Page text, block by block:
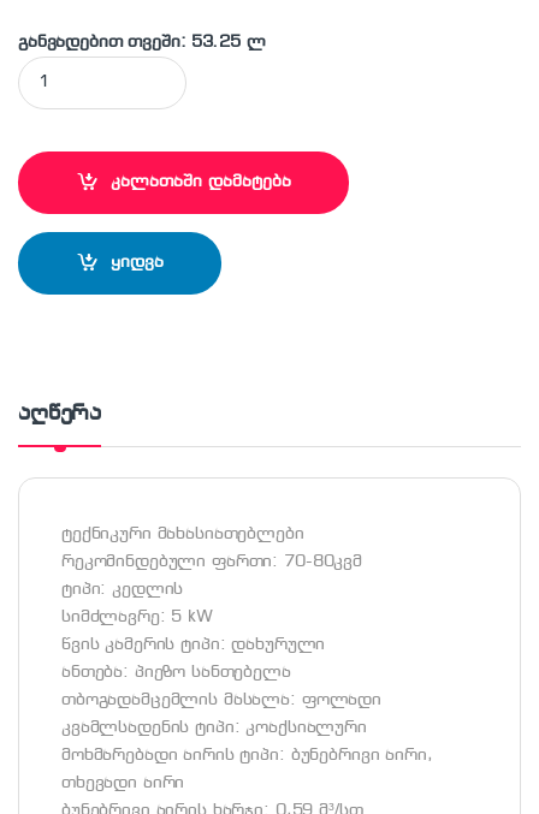
განვადებით თვეში: 53.25 ლ
გაზის კონვექტორი akog 5 sp black quantity
კალათაში დამატება
ყიდვა
აღწერა
ტექნიკური მახასიათებლები
რეკომინდებული ფართი: 70-80კვმ
ტიპი: კედლის
სიმძლავრე: 5 kW
წვის კამერის ტიპი: დახურული
ანთება: პიეზო სანთებელა
თბოგადამცემლის მასალა: ფოლადი
კვამლსადენის ტიპი: კოაქსიალური
მოხმარებადი აირის ტიპი: ბუნებრივი აირი,
თხევადი აირი
ბუნებრივი აირის ხარჯი: 0,59 მ³/სთ